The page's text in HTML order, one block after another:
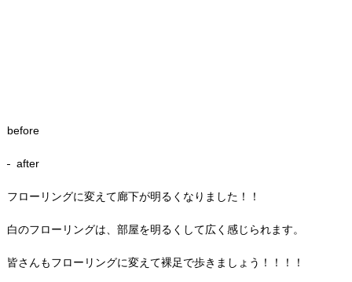
before
after
フローリングに変えて廊下が明るくなりました！！
白のフローリングは、部屋を明るくして広く感じられます。
皆さんもフローリングに変えて裸足で歩きましょう！！！！